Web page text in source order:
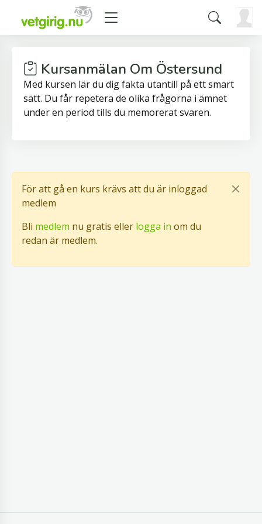
Kursanmälan Om Östersund
Med kursen lär du dig fakta utantill på ett smart
sätt. Du får repetera de olika frågorna i ämnet
under en period tills du memorerat svaren.
För att gå en kurs krävs att du är inloggad
medlem
Bli medlem nu gratis eller logga in om du
redan är medlem.